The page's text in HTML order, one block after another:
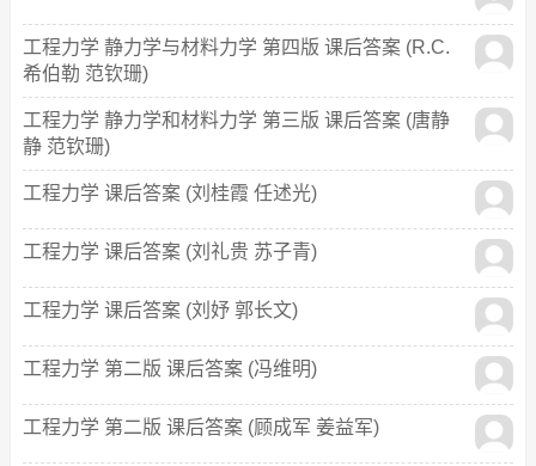
工程力学 静力学与材料力学 第四版 课后答案 (R.C.
希伯勒 范钦珊)
工程力学 静力学和材料力学 第三版 课后答案 (唐静
静 范钦珊)
工程力学 课后答案 (刘桂霞 任述光)
工程力学 课后答案 (刘礼贵 苏子青)
工程力学 课后答案 (刘妤 郭长文)
工程力学 第二版 课后答案 (冯维明)
工程力学 第二版 课后答案 (顾成军 姜益军)